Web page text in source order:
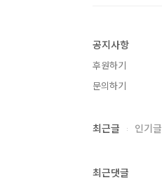
공지사항
후원하기
문의하기
최근글 인기글
최근댓글